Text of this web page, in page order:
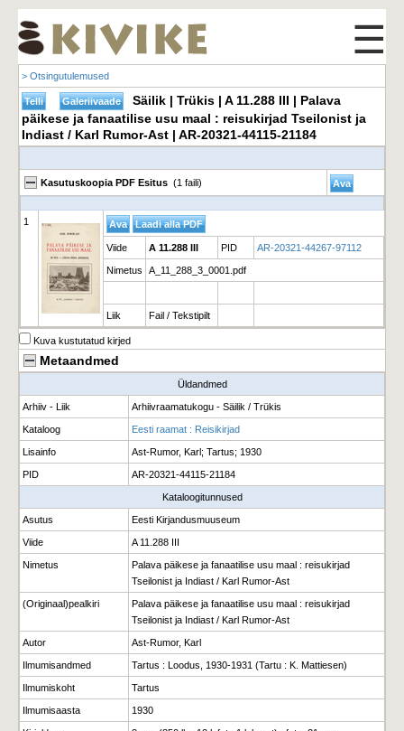
☰
> Otsingutulemused
Säilik | Trükis | A 11.288 III | Palava
päikese ja fanaatilise usu maal : reisukirjad Tseilonist ja
Indiast / Karl Rumor-Ast | AR-20321-44115-21184
Kasutuskoopia PDF Esitus (1 faili)
1
Viide A 11.288 III PID AR-20321-44267-97112
Nimetus A_11_288_3_0001.pdf
Liik Fail / Tekstipilt
Kuva kustutatud kirjed
Metaandmed
Üldandmed
Arhiiv - Liik Arhiivraamatukogu - Säilik / Trükis
Kataloog Eesti raamat : Reisikirjad
Lisainfo Ast-Rumor, Karl; Tartus; 1930
PID AR-20321-44115-21184
Kataloogitunnused
Asutus Eesti Kirjandusmuuseum
Viide A 11.288 III
Nimetus
Palava päikese ja fanaatilise usu maal : reisukirjad
Tseilonist ja Indiast / Karl Rumor-Ast
(Originaal)pealkiri
Palava päikese ja fanaatilise usu maal : reisukirjad
Tseilonist ja Indiast / Karl Rumor-Ast
Autor Ast-Rumor, Karl
Ilmumisandmed Tartus : Loodus, 1930-1931 (Tartu : K. Mattiesen)
Ilmumiskoht Tartus
Ilmumisaasta 1930